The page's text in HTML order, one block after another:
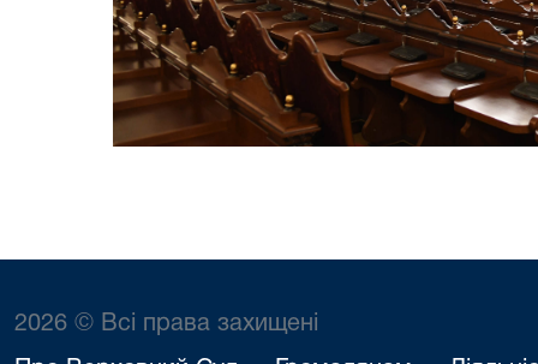
2026 © Всі права захищені